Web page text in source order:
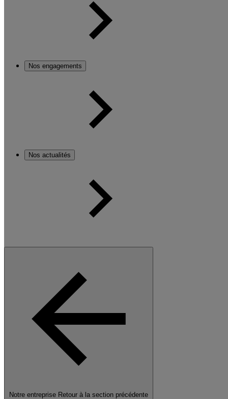
Nos engagements
Nos actualités
Notre entreprise Retour à la section précédente